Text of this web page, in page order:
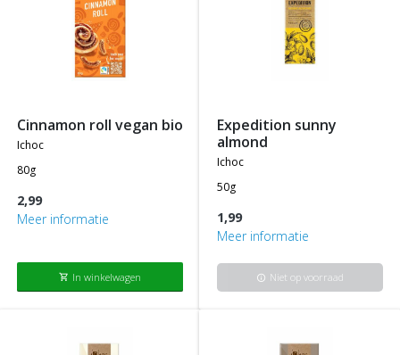
cinnamon roll vegan bio
ichoc
80g
2,99
Meer informatie
shopping_cart In winkelwagen
expedition sunny
almond
ichoc
50g
1,99
Meer informatie
info Niet op voorraad